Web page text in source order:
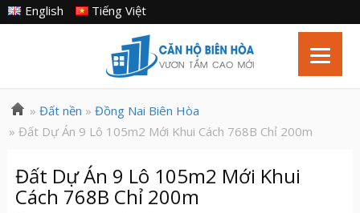
Tiếng Việt
English
» Đất nền » Đồng Nai Biên Hòa
» Đất Dự Án 9 Lô 105m2 Mới Khui Cách 768B Chỉ 200m
Đất Dự Án 9 Lô 105m2 Mới Khui
Cách 768B Chỉ 200m